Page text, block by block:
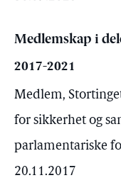
Medlemskap i
2017-2021
Medlem,
for sikkerhet og
parlamentariske
20.11.2017